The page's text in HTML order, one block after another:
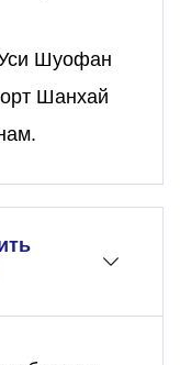
Шуофан
Шанхай